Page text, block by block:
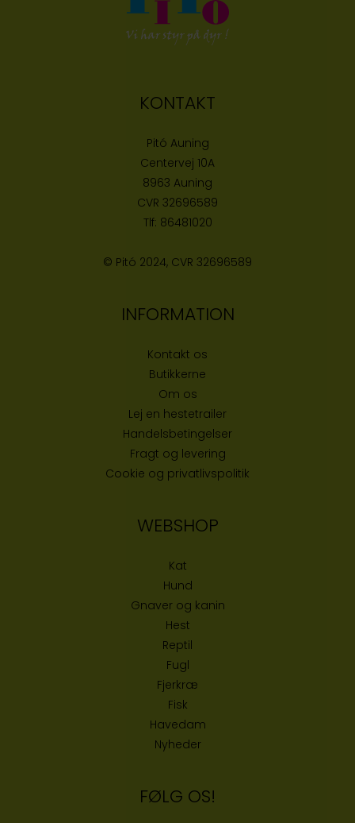
KONTAKT
Pitó Auning
Centervej 10A
8963 Auning
CVR 32696589
Tlf: 86481020
© Pitó 2024, CVR 32696589
INFORMATION
Kontakt os
Butikkerne
Om os
Lej en hestetrailer
Handelsbetingelser
Fragt og levering
Cookie og privatlivspolitik
WEBSHOP
Kat
Hund
Gnaver og kanin
Hest
Reptil
Fugl
Fjerkræ
Fisk
Havedam
Nyheder
FØLG OS!